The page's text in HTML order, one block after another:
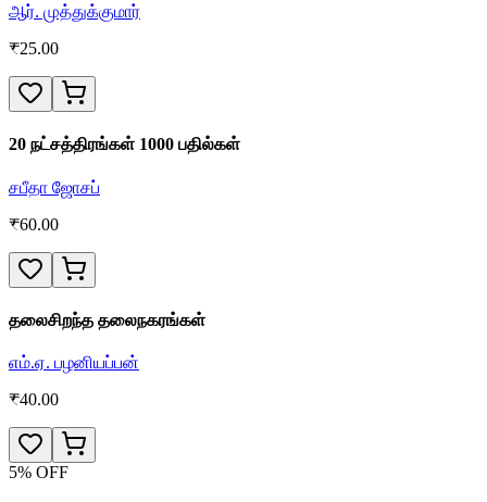
ஆர். முத்துக்குமார்
₹25.00
20 நட்சத்திரங்கள் 1000 பதில்கள்
சபீதா ஜோசப்
₹60.00
தலைசிறந்த தலைநகரங்கள்
எம்.ஏ. பழனியப்பன்
₹40.00
5% OFF